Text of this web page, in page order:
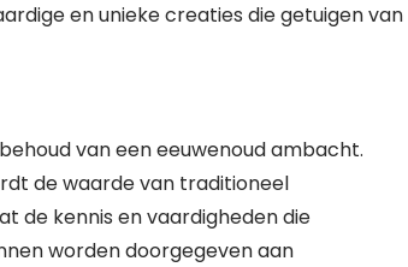
en unieke creaties die getuigen van
van een eeuwenoud ambacht.
de waarde van traditioneel
de kennis en vaardigheden die
worden doorgegeven aan